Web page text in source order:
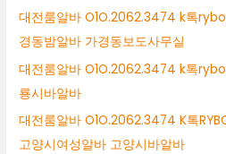
대전룸알바 O1O.2062.3474 k톡
경동밤알바 가경동보도사무실
대전룸알바 O1O.2062.3474 k톡
룡시바알바
대전룸알바 O1O.2062.3474 K톡
고양시여성알바 고양시바알바